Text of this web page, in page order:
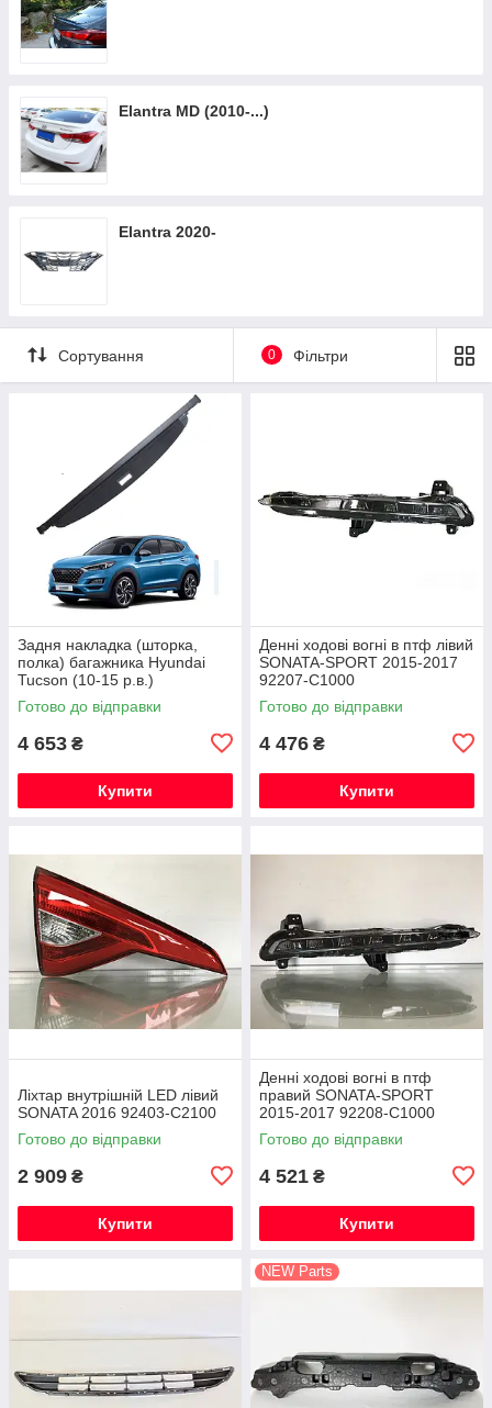
Elantra MD (2010-...)
Elantra 2020-
Сортування 0 Фільтри
Задня накладка (шторка,
полка) багажника Hyundai
Tucson (10-15 р.в.)
Готово до відправки
4 653 ₴
Купити
Денні ходові вогні в птф лівий
SONATA-SPORT 2015-2017
92207-C1000
Готово до відправки
4 476 ₴
Купити
Ліхтар внутрішній LED лівий
SONATA 2016 92403-C2100
Готово до відправки
2 909 ₴
Купити
Денні ходові вогні в птф
правий SONATA-SPORT
2015-2017 92208-C1000
Готово до відправки
4 521 ₴
Купити
NEW Parts